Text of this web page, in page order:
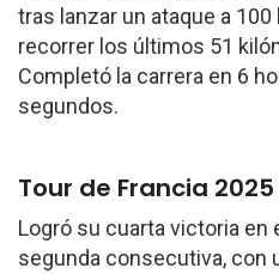
tras lanzar un ataque a
recorrer los últimos 51
Completó la carrera en 6
segundos.
Tour de Francia 2025
Logró su cuarta victoria en
segunda consecutiva, con